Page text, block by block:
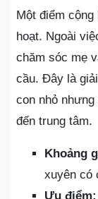
Một điểm
hoạt. Ngoài
chăm sóc mẹ
cầu. Đây là
con nhỏ
đến trung tâm.
Khoảng
xuyên có
Ưu điểm: